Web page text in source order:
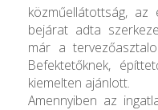
közműellátottság,
bejárat adta
már a
Befektetőknek,
kiemelten ajánlott.
Amennyiben az